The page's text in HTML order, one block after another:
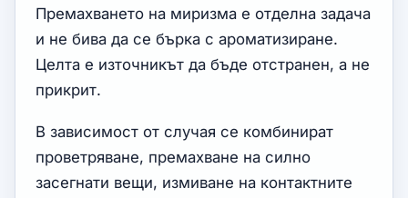
Премахването на миризма е отделна задача
и не бива да се бърка с ароматизиране.
Целта е източникът да бъде отстранен, а не
прикрит.
В зависимост от случая се комбинират
проветряване, премахване на силно
засегнати вещи, измиване на контактните